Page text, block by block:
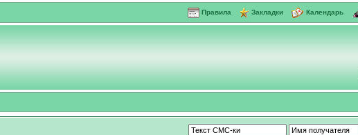
Правила Закладки Календарь